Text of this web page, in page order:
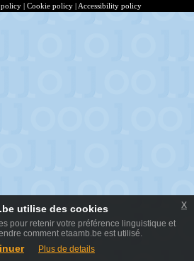
| Cookie policy | Accessibility policy
utilise des cookies
pour retenir votre préférence linguistique et
comment etaamb.be est utilisé.
Plus de details
x